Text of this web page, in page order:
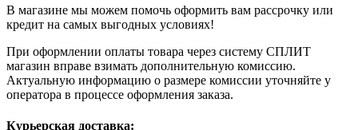
В магазине мы можем помочь оформить вам рассрочку или
кредит на самых выгодных условиях!
При оформлении оплаты товара через систему СПЛИТ
магазин вправе взимать дополнительную комиссию.
Актуальную информацию о размере комиссии уточняйте у
оператора в процессе оформления заказа.
Курьерская доставка: